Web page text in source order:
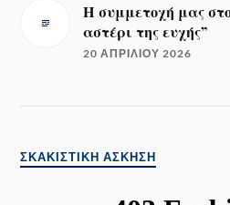
Η συμμετοχή μας
αστέρι της ευχής”
20 ΑΠΡΙΛΊΟΥ 2026
ΣΚΑΚΙΣΤΙΚΉ ΆΣΚΗΣΗ